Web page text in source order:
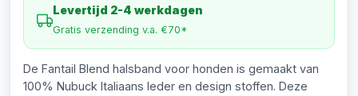
Levertijd 2-4 werkdagen
Gratis verzending v.a. €70*
De Fantail Blend halsband voor honden is gemaakt van
100% Nubuck Italiaans leder en design stoffen. Deze